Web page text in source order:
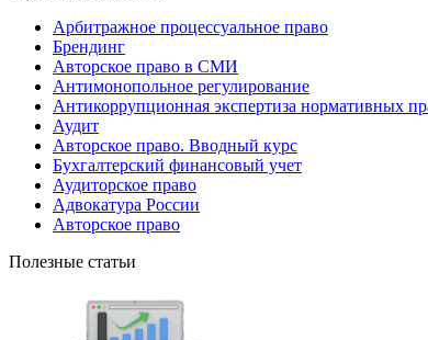
Арбитражное процессуальное право
Брендинг
Авторское право в СМИ
Антимонопольное регулирование
Антикоррупционная экспертиза нормативных
Аудит
Авторское право. Вводный курс
Бухгалтерский финансовый учет
Аудиторское право
Адвокатура России
Авторское право
Полезные статьи